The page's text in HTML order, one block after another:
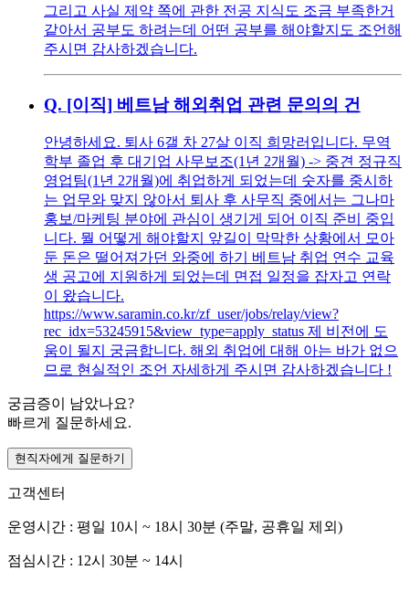
그리고 사실 제약 쪽에 관한 전공 지식도 조금 부족한거
같아서 공부도 하려는데 어떤 공부를 해야할지도 조언해
주시면 감사하겠습니다.
Q. [이직] 베트남 해외취업 관련 문의의 건
안녕하세요. 퇴사 6갤 차 27살 이직 희망러입니다. 무역
학부 졸업 후 대기업 사무보조(1년 2개월) -> 중견 정규직
영업팀(1년 2개월)에 취업하게 되었는데 숫자를 중시하
는 업무와 맞지 않아서 퇴사 후 사무직 중에서는 그나마
홍보/마케팅 분야에 관심이 생기게 되어 이직 준비 중입
니다. 뭘 어떻게 해야할지 앞길이 막막한 상황에서 모아
둔 돈은 떨어져가던 와중에 하기 베트남 취업 연수 교육
생 공고에 지원하게 되었는데 면접 일정을 잡자고 연락
이 왔습니다.
https://www.saramin.co.kr/zf_user/jobs/relay/view?
rec_idx=53245915&view_type=apply_status 제 비전에 도
움이 될지 궁금합니다. 해외 취업에 대해 아는 바가 없으
므로 현실적인 조언 자세하게 주시면 감사하겠습니다 !
궁금증이 남았나요?
빠르게 질문하세요.
현직자에게 질문하기
고객센터
운영시간 : 평일 10시 ~ 18시 30분 (주말, 공휴일 제외)
점심시간 : 12시 30분 ~ 14시